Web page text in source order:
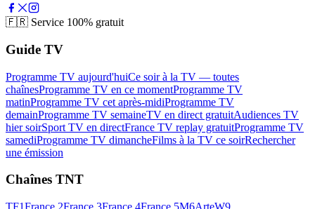
🇫🇷 Service 100% gratuit
Guide TV
Programme TV aujourd'huiCe soir à la TV — toutes
chaînesProgramme TV en ce momentProgramme TV
matinProgramme TV cet après-midiProgramme TV
demainProgramme TV semaineTV en direct gratuitAudiences TV
hier soirSport TV en directFrance TV replay gratuitProgramme TV
samediProgramme TV dimancheFilms à la TV ce soirRechercher
une émission
Chaînes TNT